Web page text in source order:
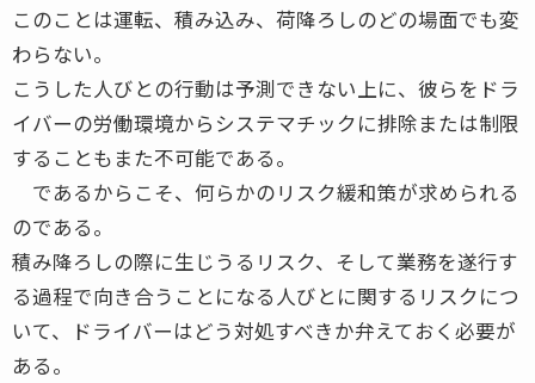
このことは運転、積み込み、荷降ろしのどの場面でも変
わらない。
こうした人びとの行動は予測できない上に、彼らをドラ
イバーの労働環境からシステマチックに排除または制限
することもまた不可能である。
であるからこそ、何らかのリスク緩和策が求められる
のである。
積み降ろしの際に生じうるリスク、そして業務を遂行す
る過程で向き合うことになる人びとに関するリスクにつ
いて、ドライバーはどう対処すべきか弁えておく必要が
ある。